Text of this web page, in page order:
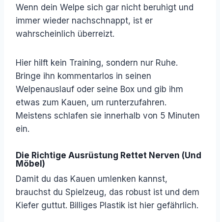
Wenn dein Welpe sich gar nicht beruhigt und
immer wieder nachschnappt, ist er
wahrscheinlich überreizt.
Hier hilft kein Training, sondern nur Ruhe.
Bringe ihn kommentarlos in seinen
Welpenauslauf oder seine Box und gib ihm
etwas zum Kauen, um runterzufahren.
Meistens schlafen sie innerhalb von 5 Minuten
ein.
Die Richtige Ausrüstung Rettet Nerven (und
Möbel)
Damit du das Kauen umlenken kannst,
brauchst du Spielzeug, das robust ist und dem
Kiefer guttut. Billiges Plastik ist hier gefährlich.